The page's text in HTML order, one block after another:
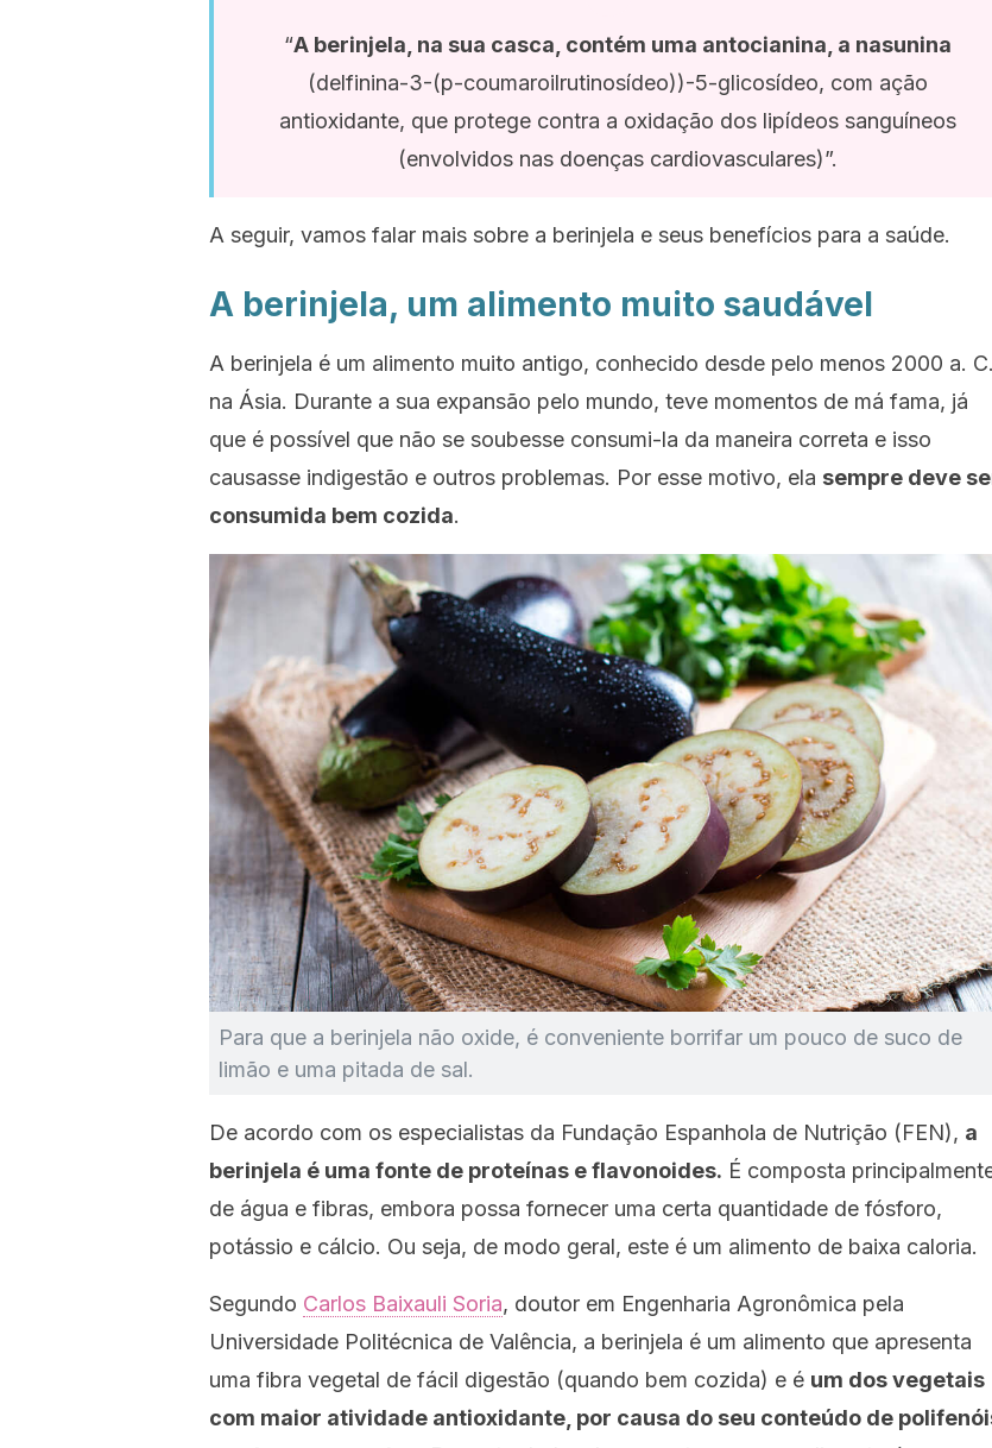
“A berinjela, na sua casca, contém uma antocianina, a nasunina
(delfinina-3-(p-coumaroilrutinosídeo))-5-glicosídeo, com ação
antioxidante, que protege contra a oxidação dos lipídeos sanguíneos
(envolvidos nas doenças cardiovasculares)”.
A seguir, vamos falar mais sobre a berinjela e seus benefícios para a saúde.
A berinjela, um alimento muito saudável
A berinjela é um alimento muito antigo, conhecido desde pelo menos 2000 a.
na Ásia. Durante a sua expansão pelo mundo, teve momentos de má fama, já
que é possível que não se soubesse consumi-la da maneira correta e isso
causasse indigestão e outros problemas. Por esse motivo, ela sempre deve
consumida bem cozida.
Para que a berinjela não oxide, é conveniente borrifar um pouco de suco de
limão e uma pitada de sal.
De acordo com os especialistas da Fundação Espanhola de Nutrição (FEN), a
berinjela é uma fonte de proteínas e flavonoides. É composta
de água e fibras, embora possa fornecer uma certa quantidade de fósforo,
potássio e cálcio. Ou seja, de modo geral, este é um alimento de baixa caloria.
Segundo Carlos Baixauli Soria, doutor em Engenharia Agronômica pela
Universidade Politécnica de Valência, a berinjela é um alimento que apresenta
uma fibra vegetal de fácil digestão (quando bem cozida) e é um dos vegetais
com maior atividade antioxidante, por causa do seu conteúdo de